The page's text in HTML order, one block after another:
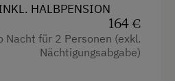
HALBPENSION
164 €
Nacht für 2 Personen (exkl.
Nächtigungsabgabe)